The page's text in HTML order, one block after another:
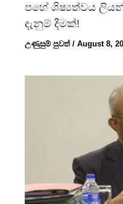
පහේ ශිෂ්‍යත්වය
දැනුම් දීමක්!
උණුසුම් පුවත්/August 8,